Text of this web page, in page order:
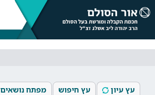
עץ עיון עץ חיפוש
מפתח נושאים